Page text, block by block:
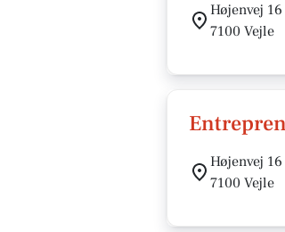
Højenvej 16
7100 Vejle
Højenvej 16
7100 Vejle